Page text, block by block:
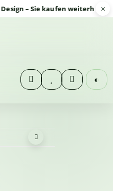
– Sie kaufen weiterhin sicher
×
◐